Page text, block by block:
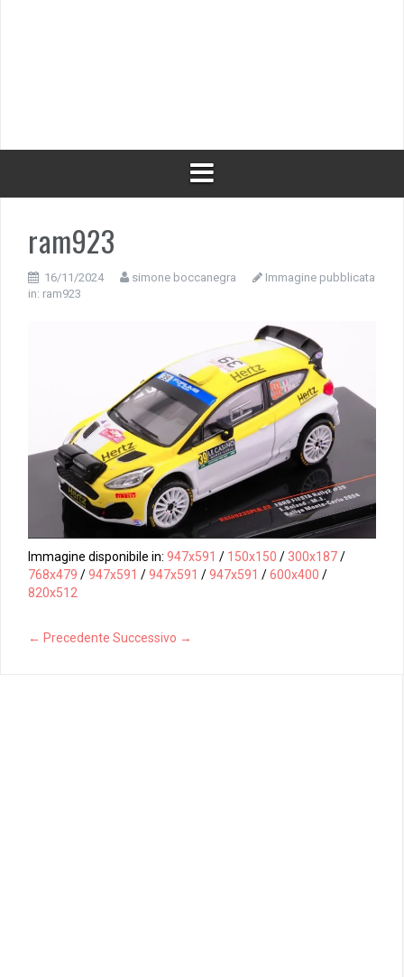
ram923
16/11/2024 simone boccanegra
Immagine pubblicata
in: ram923
Immagine disponibile in: 947x591 / 150x150 / 300x187/
768x479 /947x591 /947x591 /947x591 /600x400 /
820x512
← Precedente Successivo →